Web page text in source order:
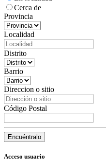
Cerca de
Provincia
Localidad
Distrito
Barrio
Direccion o sitio
Código Postal
Encuéntralo
Acceso usuario